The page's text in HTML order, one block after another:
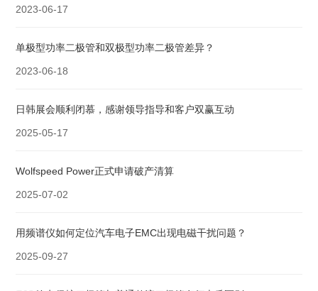
2023-06-17
单极型功率二极管和双极型功率二极管差异？
2023-06-18
日韩展会顺利闭慕，感谢领导指导和客户双赢互动
2025-05-17
Wolfspeed Power正式申请破产清算
2025-07-02
用频谱仪如何定位汽车电子EMC出现电磁干扰问题？
2025-09-27